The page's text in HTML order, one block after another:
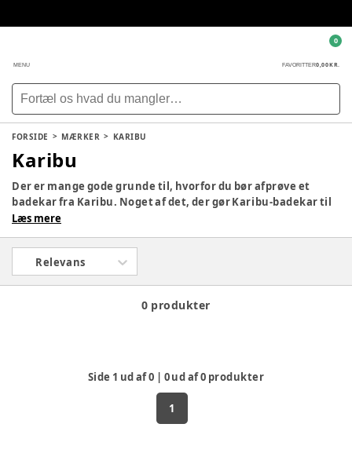
MENU FAVORITTER0,00 KR.
0
FORSIDE MÆRKER KARIBU
Karibu
Der er mange gode grunde til, hvorfor du bør afprøve et
badekar fra Karibu. Noget af det, der gør Karibu-badekar til
noget særligt er det faktum, at de kan foldes sammen, så de
kommoden, når den ikke er i brug, så optager den ikke plads
på badeværelset, hvilket især er praktisk, hvis du har et
Læs mere
Relevans
0 produkter
Side 1 ud af0 0ud af0 produkter
1